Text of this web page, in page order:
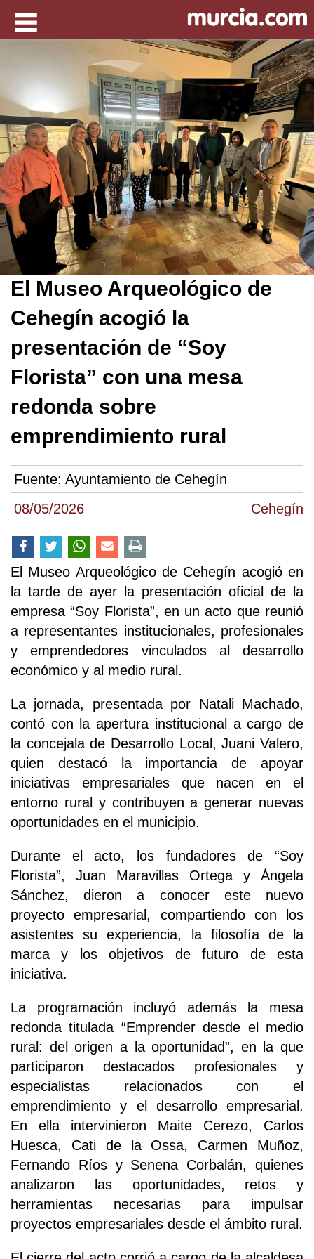
08/05/2026 Cehegín
El Museo Arqueológico de
Cehegín acogió la
presentación de “Soy
Florista” con una mesa
redonda sobre
emprendimiento rural
Fuente: Ayuntamiento de Cehegín
El Museo Arqueológico de Cehegín acogió en
la tarde de ayer la presentación oficial de la
empresa “Soy Florista”, en un acto que reunió
a representantes institucionales, profesionales
y emprendedores vinculados al desarrollo
económico y al medio rural.
La jornada, presentada por Natali Machado,
contó con la apertura institucional a cargo de
la concejala de Desarrollo Local, Juani Valero,
quien destacó la importancia de apoyar
iniciativas empresariales que nacen en el
entorno rural y contribuyen a generar nuevas
oportunidades en el municipio.
Durante el acto, los fundadores de “Soy
Florista”, Juan Maravillas Ortega y Ángela
Sánchez, dieron a conocer este nuevo
proyecto empresarial, compartiendo con los
asistentes su experiencia, la filosofía de la
marca y los objetivos de futuro de esta
iniciativa.
La programación incluyó además la mesa
redonda titulada “Emprender desde el medio
rural: del origen a la oportunidad”, en la que
participaron destacados profesionales y
especialistas relacionados con el
emprendimiento y el desarrollo empresarial.
En ella intervinieron Maite Cerezo, Carlos
Huesca, Cati de la Ossa, Carmen Muñoz,
Fernando Ríos y Senena Corbalán, quienes
analizaron las oportunidades, retos y
herramientas necesarias para impulsar
proyectos empresariales desde el ámbito rural.